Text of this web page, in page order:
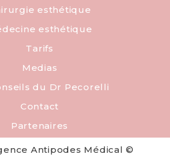
esthétique
esthétique
Tarifs
Medias
du Dr Pecorelli
Contact
Partenaires
Antipodes Médical ©